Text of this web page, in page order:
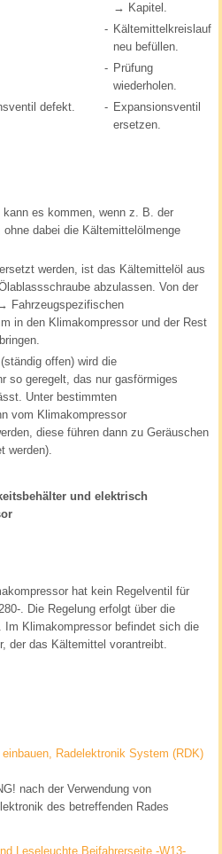
→ Kapitel.
- Kältemittelkreislauf
neu befüllen.
- Prüfung
wiederholen.
defekt.
- Expansionsventil
ersetzen.
es kommen, wenn z. B. der
dabei die Kältemittelölmenge
werden, ist das Kältemittelöl aus
abzulassen. Von der
Fahrzeugspezifischen
in den Klimakompressor und der Rest
offen) wird die
so geregelt, das nur gasförmiges
Unter bestimmten
vom Klimakompressor
diese führen dann zu Geräuschen
werden).
und elektrisch
hat kein Regelventil für
. Die Regelung erfolgt über die
Im Klimakompressor befindet sich die
der das Kältemittel vorantreibt.
Radelektronik System (RDK)
nach der Verwendung von
des betreffenden Rades
Leseleuchte Beifahrerseite -W13-